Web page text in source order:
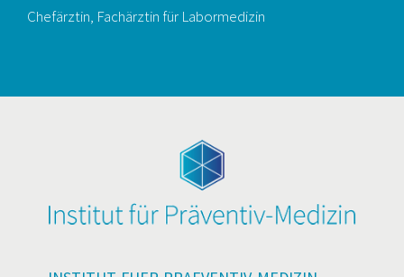
Chefärztin, Fachärztin für Labormedizin